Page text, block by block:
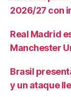
2026/27 con
Real Madrid
Manchester
Brasil
y un ataque